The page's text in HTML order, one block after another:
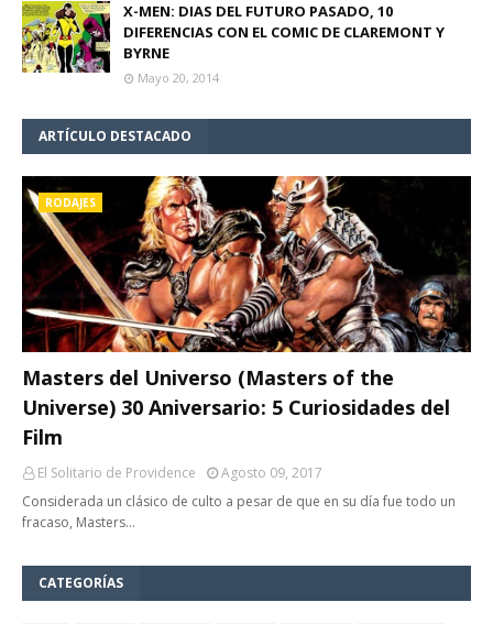
X-MEN: DIAS DEL FUTURO PASADO, 10
DIFERENCIAS CON EL COMIC DE CLAREMONT Y
BYRNE
Mayo 20, 2014
ARTÍCULO DESTACADO
RODAJES
Masters del Universo (Masters of the
Universe) 30 Aniversario: 5 Curiosidades del
Film
El Solitario de Providence
Agosto 09, 2017
Considerada un clásico de culto a pesar de que en su día fue todo un
fracaso, Masters…
CATEGORÍAS